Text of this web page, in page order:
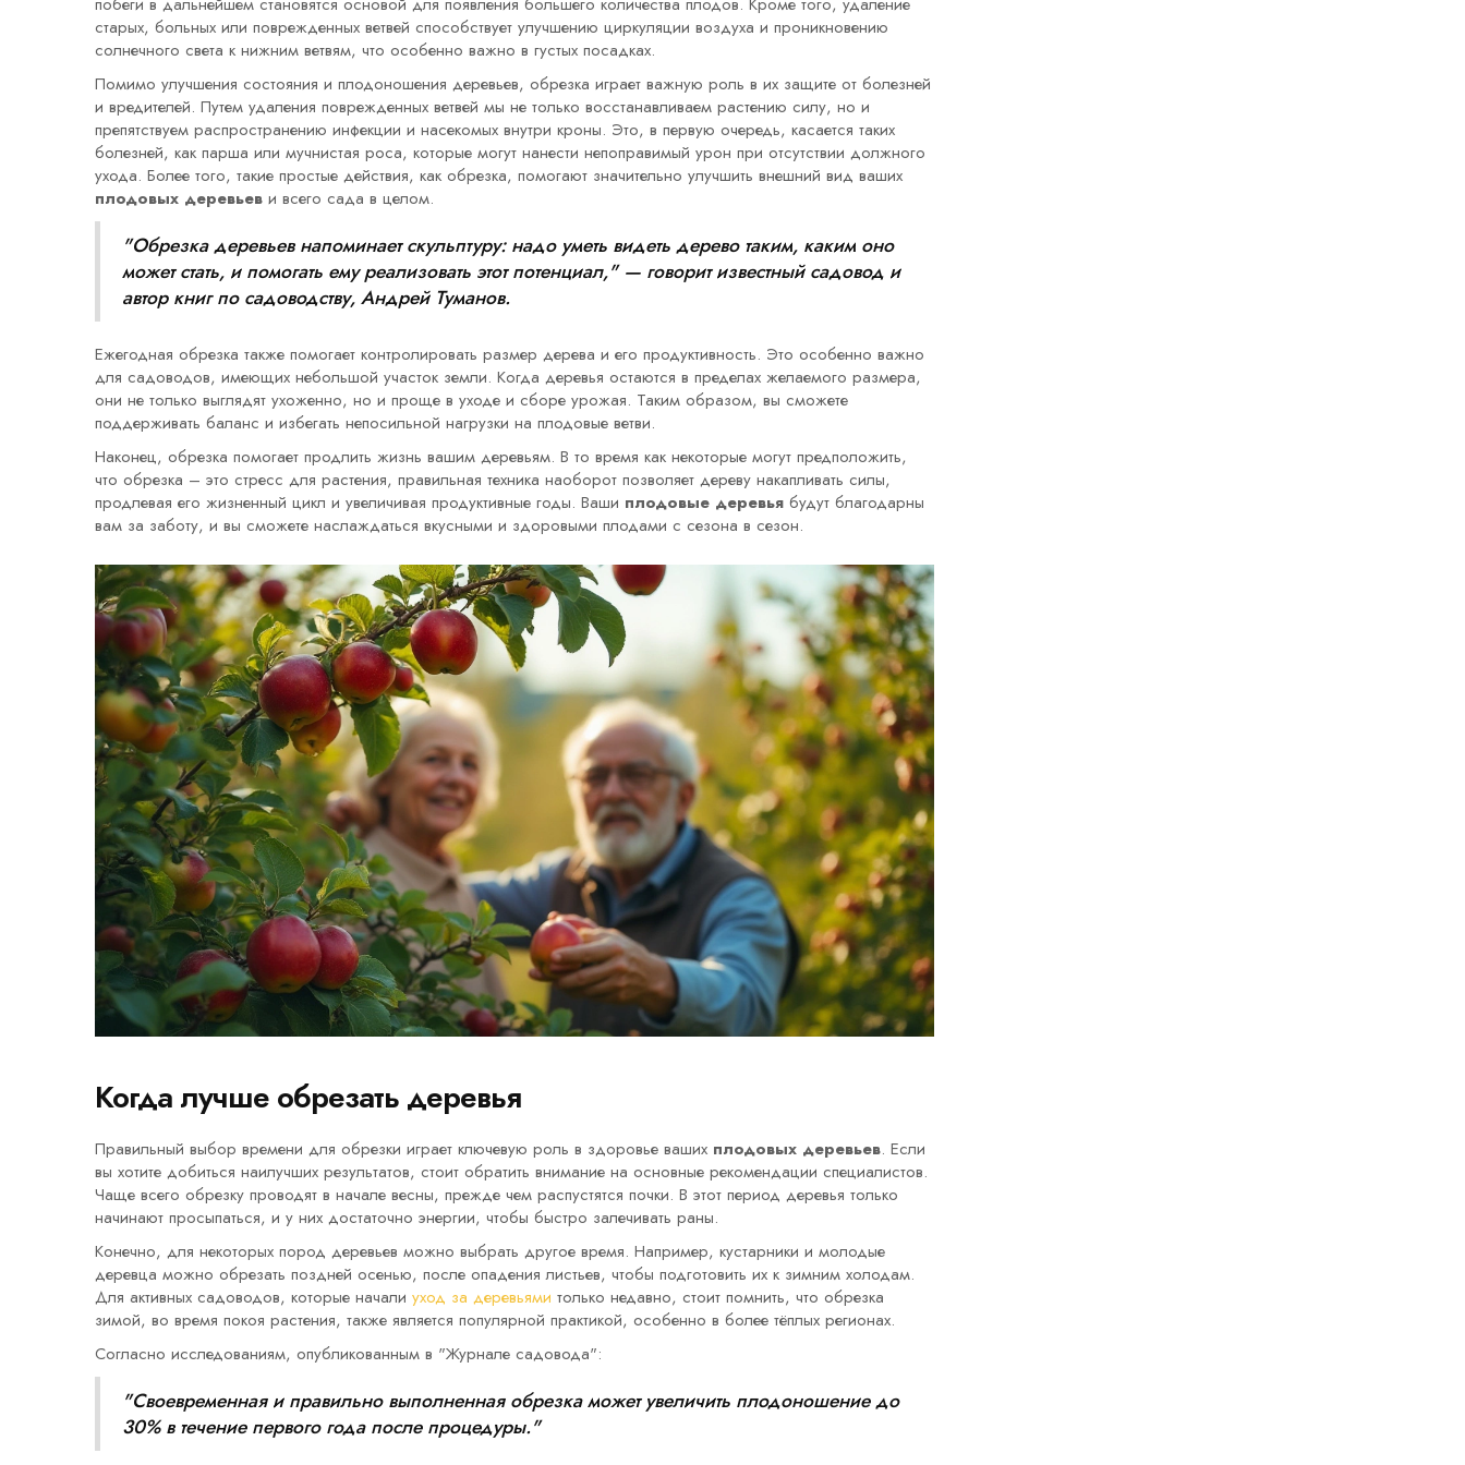
старых, больных или поврежденных ветвей способствует улучшению циркуляции воздуха и проникновению
солнечного света к нижним ветвям, что особенно важно в густых посадках.
Помимо улучшения состояния и плодоношения деревьев, обрезка играет важную роль в их защите от болезней
и вредителей. Путем удаления поврежденных ветвей мы не только восстанавливаем растению силу, но и
препятствуем распространению инфекции и насекомых внутри кроны. Это, в первую очередь, касается таких
болезней, как парша или мучнистая роса, которые могут нанести непоправимый урон при отсутствии должного
ухода. Более того, такие простые действия, как обрезка, помогают значительно улучшить внешний вид ваших
плодовых деревьев и всего сада в целом.
"Обрезка деревьев напоминает скульптуру: надо уметь видеть дерево таким, каким оно
может стать, и помогать ему реализовать этот потенциал," — говорит известный садовод и
автор книг по садоводству, Андрей Туманов.
Ежегодная обрезка также помогает контролировать размер дерева и его продуктивность. Это особенно важно
для садоводов, имеющих небольшой участок земли. Когда деревья остаются в пределах желаемого размера,
они не только выглядят ухоженно, но и проще в уходе и сборе урожая. Таким образом, вы сможете
поддерживать баланс и избегать непосильной нагрузки на плодовые ветви.
Наконец, обрезка помогает продлить жизнь вашим деревьям. В то время как некоторые могут предположить,
что обрезка – это стресс для растения, правильная техника наоборот позволяет дереву накапливать силы,
продлевая его жизненный цикл и увеличивая продуктивные годы. Ваши плодовые деревья будут благодарны
вам за заботу, и вы сможете наслаждаться вкусными и здоровыми плодами с сезона в сезон.
Когда лучше обрезать деревья
Правильный выбор времени для обрезки играет ключевую роль в здоровье ваших плодовых деревьев. Если
вы хотите добиться наилучших результатов, стоит обратить внимание на основные рекомендации специалистов.
Чаще всего обрезку проводят в начале весны, прежде чем распустятся почки. В этот период деревья только
начинают просыпаться, и у них достаточно энергии, чтобы быстро залечивать раны.
Конечно, для некоторых пород деревьев можно выбрать другое время. Например, кустарники и молодые
деревца можно обрезать поздней осенью, после опадения листьев, чтобы подготовить их к зимним холодам.
Для активных садоводов, которые начали уход за деревьями только недавно, стоит помнить, что обрезка
зимой, во время покоя растения, также является популярной практикой, особенно в более тёплых регионах.
Согласно исследованиям, опубликованным в "Журнале садовода":
"Своевременная и правильно выполненная обрезка может увеличить плодоношение до
30% в течение первого года после процедуры."